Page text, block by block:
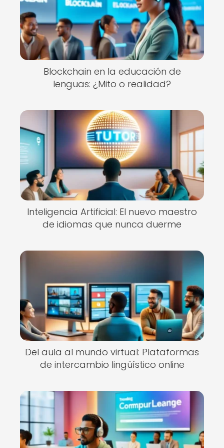
Blockchain en la educación de
lenguas: ¿Mito o realidad?
Inteligencia Artificial: El nuevo maestro
de idiomas que nunca duerme
Del aula al mundo virtual: Plataformas
de intercambio lingüístico online